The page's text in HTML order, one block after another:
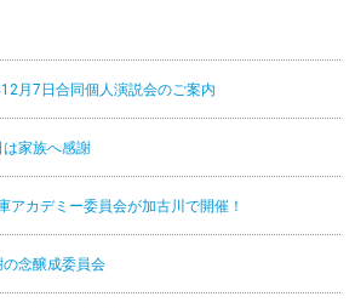
月7日合同個人演説会のご案内
家族へ感謝
アカデミー委員会が加古川で開催！
念醸成委員会